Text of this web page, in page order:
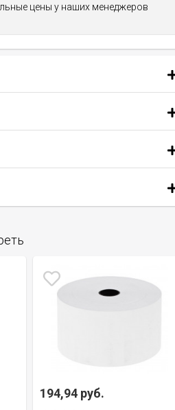
цены у наших менеджеров
194,94 руб.